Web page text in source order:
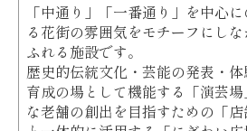
「中通り」「一番通り」を中心
る花街の雰囲気をモチーフにし
ふれる施設です。
歴史的伝統文化・芸能の発表・
育成の場として機能する「演芸
な老舗の創出を目指すための「